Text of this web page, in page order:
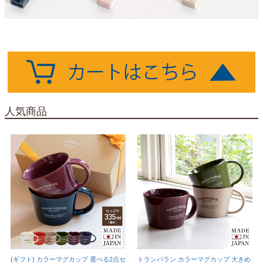
人気商品
(ギフト) カラーマグカップ 選べる2点セ
トランパラン カラーマグカップ 大きめ